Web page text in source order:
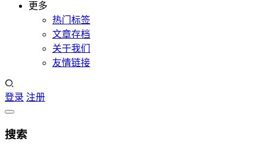
更多
热门标签
文章存档
关于我们
友情链接
登录 注册
搜索